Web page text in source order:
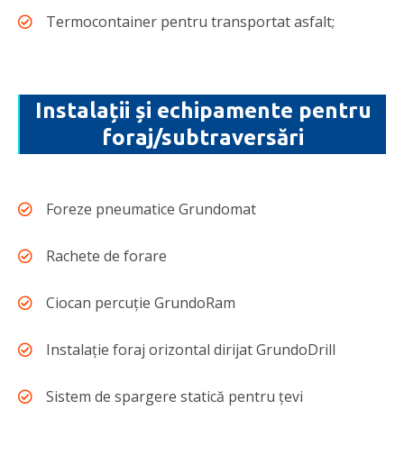
Termocontainer pentru transportat asfalt;
Instalații și echipamente pentru
foraj/subtraversări
Foreze pneumatice Grundomat
Rachete de forare
Ciocan percuţie GrundoRam
Instalaţie foraj orizontal dirijat GrundoDrill
Sistem de spargere statică pentru ţevi